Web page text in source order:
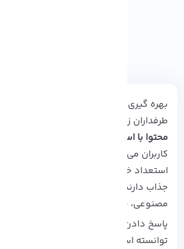
بهره گیری از هوش مصنوعی در زمینه
طرفداران زیادی را به خود اختصاص داده
محتوا با استفاده از هوش مصنوعی
کاربران می باشد. آموزش امروز، مختص
استعداد خاصی در زمینه تولید محتوا و
جذاب دارند. آنها می توانند با بهره گیری
مصنوعی، نوشته هایی با قالب های دلخواه
پاسخ دادن یک ابزار به هر سوال در زمینه
توانسته است نظر کاربران را به خود جلب